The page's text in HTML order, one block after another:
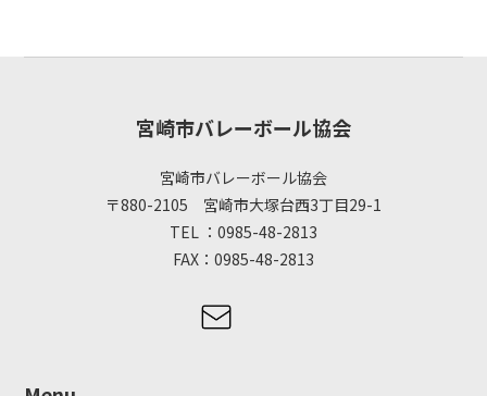
宮崎市バレーボール協会
宮崎市バレーボール協会
〒880-2105 宮崎市大塚台西3丁目29-1
TEL ：0985-48-2813
FAX：0985-48-2813